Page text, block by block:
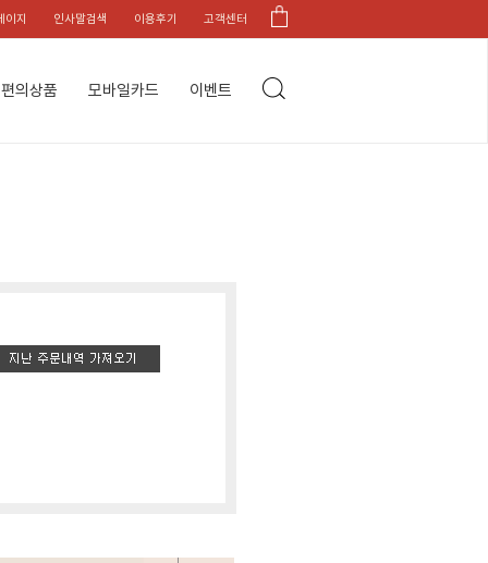
이지 인사말검색 이용후기 고객센터
편의상품 모바일카드 이벤트